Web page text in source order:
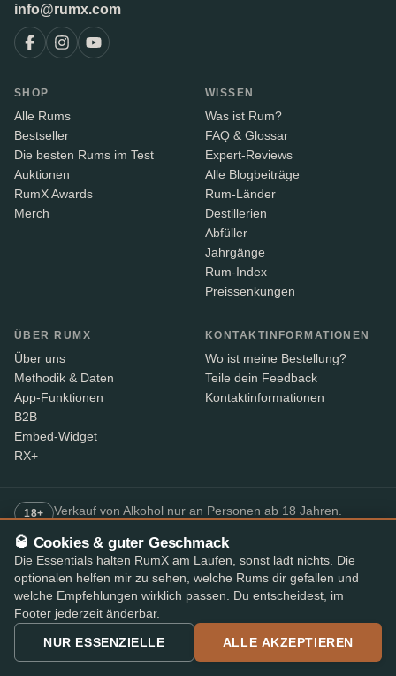
info@rumx.com
SHOP
Alle Rums
Bestseller
Die besten Rums im Test
Auktionen
RumX Awards
Merch
WISSEN
Was ist Rum?
FAQ & Glossar
Expert-Reviews
Alle Blogbeiträge
Rum-Länder
Destillerien
Abfüller
Jahrgänge
Rum-Index
Preissenkungen
ÜBER RUMX
Über uns
Methodik & Daten
App-Funktionen
B2B
Embed-Widget
RX+
KONTAKTINFORMATIONEN
Wo ist meine Bestellung?
Teile dein Feedback
Kontaktinformationen
18+
Verkauf von Alkohol nur an Personen ab 18 Jahren.
– der Paketbote prüft den Ausweis bei Lieferung.
SICHERES BEZAHLEN
+7
Die verfügbaren Zahlungsmethoden können je nach Shop variieren.
🥃 Cookies & guter Geschmack
Die Essentials halten RumX am Laufen, sonst lädt nichts. Die
optionalen helfen mir zu sehen, welche Rums dir gefallen und
welche Empfehlungen wirklich passen. Du entscheidest, im
Footer jederzeit änderbar.
NUR ESSENZIELLE ALLE AKZEPTIEREN